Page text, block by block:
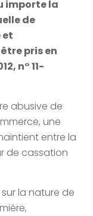
importe la
de
et
pris en
n° 11-
abusive de
une
entre la
de cassation
la nature de